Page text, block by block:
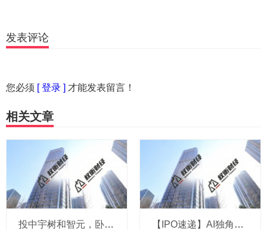
发表评论
您必须 [ 登录 ] 才能发表留言！
相关文章
投中宇树和智元，卧龙电驱能否靠机器人叙事“改命”？ 【IPO速递】AI独角兽演语科技拟冲刺港股：成立三年，ARR剑指7亿美元